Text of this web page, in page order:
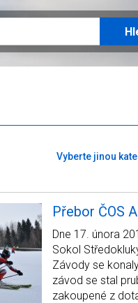
Vyberte jinou
Přebor ČOS
Dne 17. února
Sokol
Závody se
závod se stal
zakoupené z